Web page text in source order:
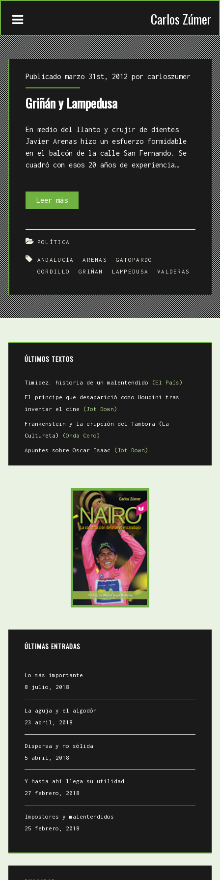
Carlos Zúmer
TRABAJOS
QUIÉN
Publicado marzo 31st, 2012 por carloszumer
Griñán y Lampedusa
En medio del llanto y crujir de dientes
Javier Arenas hizo un esfuerzo formidable
en el balcón de la calle San Fernando. Se
cuadró con esos 20 años de experiencia…
Leer másGriñán
POLÍTICA
ANDALUCÍA ARENAS
GATOPARDO
GORDILLO
GRIÑAN LAMPEDUSA VALDERAS
ÚLTIMOS TEXTOS
Timidez: historia de un malentendido (El País)
El príncipe que desaparició como Houdini tras
inventar el cine
(Jot Down)
Frankenstein y la erupción del Tambora (La
Cultureta)
(Onda Cero)
Apuntes sobre Oscar Isaac (Jot Down)
ÚLTIMAS ENTRADAS
Lo más importante
8 julio, 2018
La aguja y el algodón
23 abril, 2018
Dispersa y no sólida
5 abril, 2018
Y hasta ahí llega su utilidad
27 febrero, 2018
Impostores y malentendidos
25 febrero, 2018